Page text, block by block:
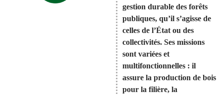
gestion durable des forêts
publiques, qu’il s’agisse de
celles de l’État ou des
collectivités. Ses missions
sont variées et
multifonctionnelles : il
assure la production de bois
pour la filière, la